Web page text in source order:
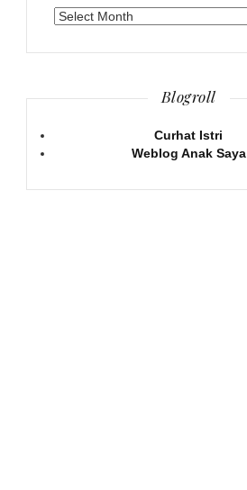
Archives
Blogroll
Curhat Istri
Weblog Anak Saya